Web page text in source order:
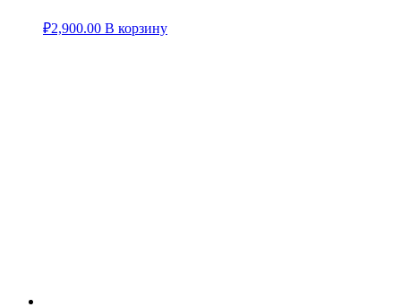
₽2,900.00 В корзину